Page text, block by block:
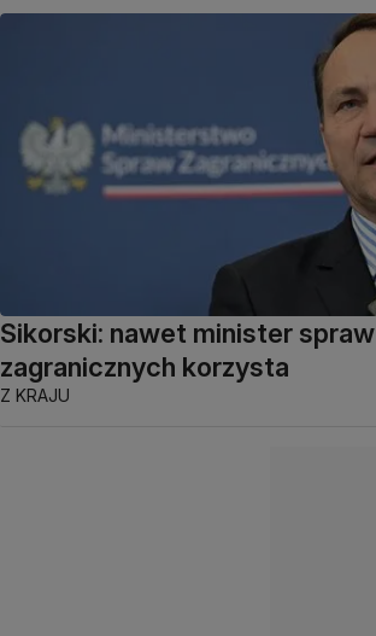
Sikorski: nawet minister spraw
zagranicznych korzysta
Z KRAJU